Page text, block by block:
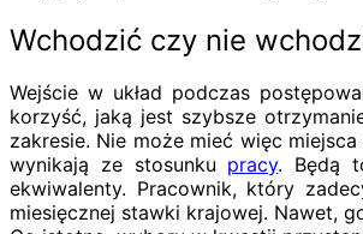
Wchodzić czy nie
Wejście w układ podczas
korzyść, jaką jest szybsze
zakresie. Nie może mieć więc
wynikają ze stosunku pracy. Będą
ekwiwalenty. Pracownik, który
miesięcznej stawki krajowej. Nawet,